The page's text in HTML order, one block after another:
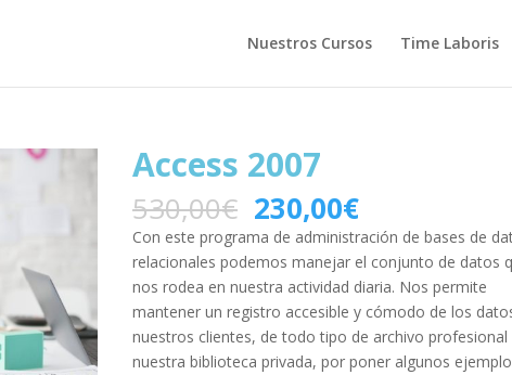
Nuestros Cursos Time Laboris
Access 2007
530,00€ 230,00€
Con este programa de administración de bases de
relacionales podemos manejar el conjunto de datos
nos rodea en nuestra actividad diaria. Nos permite
mantener un registro accesible y cómodo de los
nuestros clientes, de todo tipo de archivo profesional
nuestra biblioteca privada, por poner algunos